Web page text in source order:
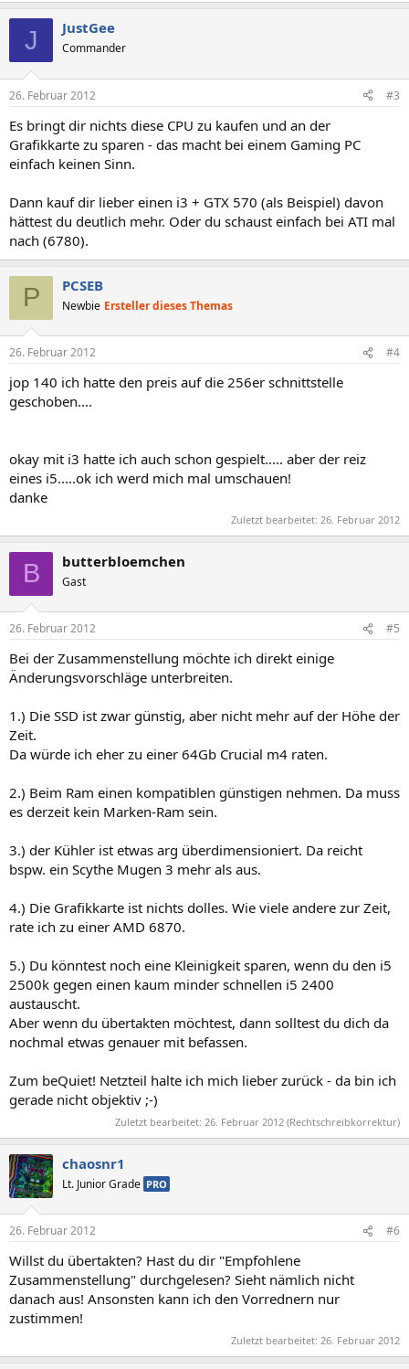
J JustGee
Commander
26. Februar 2012 #3
Es bringt dir nichts diese CPU zu kaufen und an der
Grafikkarte zu sparen - das macht bei einem Gaming PC
einfach keinen Sinn.
Dann kauf dir lieber einen i3 + GTX 570 (als Beispiel) davon
hättest du deutlich mehr. Oder du schaust einfach bei ATI mal
nach (6780).
P PCSEB
Newbie Ersteller dieses Themas
26. Februar 2012 #4
jop 140 ich hatte den preis auf die 256er schnittstelle
geschoben....
okay mit i3 hatte ich auch schon gespielt..... aber der reiz
eines i5.....ok ich werd mich mal umschauen!
danke
Zuletzt bearbeitet: 26. Februar 2012
B butterbloemchen
Gast
26. Februar 2012 #5
Bei der Zusammenstellung möchte ich direkt einige
Änderungsvorschläge unterbreiten.
1.) Die SSD ist zwar günstig, aber nicht mehr auf der Höhe der
Zeit.
Da würde ich eher zu einer 64Gb Crucial m4 raten.
2.) Beim Ram einen kompatiblen günstigen nehmen. Da muss
es derzeit kein Marken-Ram sein.
3.) der Kühler ist etwas arg überdimensioniert. Da reicht
bspw. ein Scythe Mugen 3 mehr als aus.
4.) Die Grafikkarte ist nichts dolles. Wie viele andere zur Zeit,
rate ich zu einer AMD 6870.
5.) Du könntest noch eine Kleinigkeit sparen, wenn du den i5
2500k gegen einen kaum minder schnellen i5 2400
austauscht.
Aber wenn du übertakten möchtest, dann solltest du dich da
nochmal etwas genauer mit befassen.
Zum beQuiet! Netzteil halte ich mich lieber zurück - da bin ich
gerade nicht objektiv ;-)
Zuletzt bearbeitet: 26. Februar 2012 (Rechtschreibkorrektur)
chaosnr1
Lt. Junior Grade PRO
26. Februar 2012 #6
Willst du übertakten? Hast du dir "Empfohlene
Zusammenstellung" durchgelesen? Sieht nämlich nicht
danach aus! Ansonsten kann ich den Vorrednern nur
zustimmen!
Zuletzt bearbeitet: 26. Februar 2012